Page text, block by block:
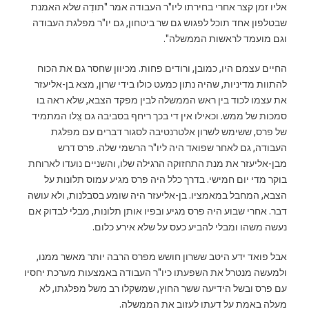
אליו זמן קצר אחרי בחירתו ליו"ר העבודה אמר "תודֶה שלא האמנת
שבטלפון אחד תוכל לפגוש גם שר ביטחון, גם יו"ר מפלגת העבודה
וגם מועמד לראשות הממשלה".
החיים עצמם היו, כמובן, ורודים פחות. מכיוון שחסר גם את הכוח
להתוות מדיניות, שהיה נתון כמעט כולו בידי שרון, מצא בן-אליעזר
את עצמו לכוד בין ראש הממשלה לבין מפקד הצבא, שלא ראה בו
סמכות של ממש. וכאילו אין די בכך ריחף בסביבה גם צִִלו המתמיד
של פרס, ששימש לשרון אלטרנטיבה לסגור דברים עם מפלגת
העבודה, גם לאחר שפואד היה ליו"ר הרשמי שלה. פרס דרש
מבן-אליעזר את מנת התחזוקה הרגילה שלו, והשניים נועדו לארוחת
בוקר מדי יום חמישי. בדרך כלל היה פרס מגיע עמוס תלונות על
הצבא, המחבל במאמציו. בן-אליעזר היה שומע בסבלנות, ולא עושה
דבר. אחרי שבוע היה פרס מגיע ובפיו אותן תלונות, מבלי לבדוק אם
נעשה משהו ומבלי להביע כעס על שלא אירע כלום.
אבל פואד ידע היטב ששרון חושש מפרס הרבה יותר מאשר ממנו,
ולמעשה מנטרל את השפעתו כיו"ר העבודה באמצעות מערכת יחסיו
עם פרס ובשל הידיעה ששר החוץ, שמשקלו רב משל מפלגתו, לא
מעלה באמת על דעתו לעזוב את הממשלה.